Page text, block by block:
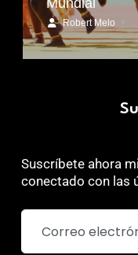
Robert Melo
Suscríbete ahora
conectado con las